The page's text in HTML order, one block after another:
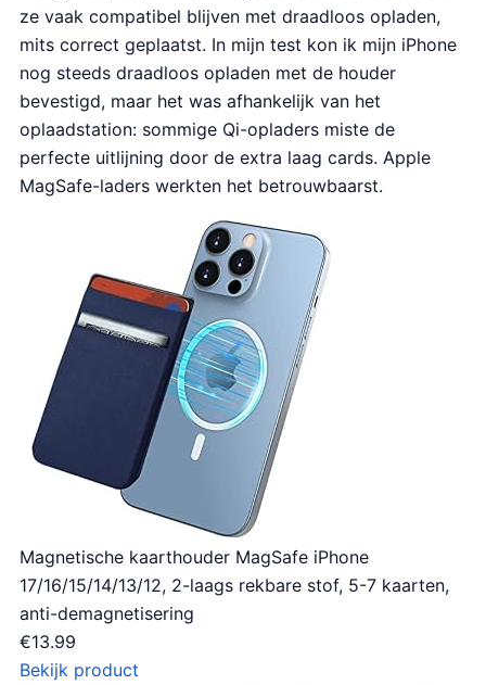
ze vaak compatibel blijven met draadloos opladen,
mits correct geplaatst. In mijn test kon ik mijn iPhone
nog steeds draadloos opladen met de houder
bevestigd, maar het was afhankelijk van het
oplaadstation: sommige Qi-opladers miste de
perfecte uitlijning door de extra laag cards. Apple
MagSafe-laders werkten het betrouwbaarst.
Magnetische kaarthouder MagSafe iPhone
17/16/15/14/13/12, 2-laags rekbare stof, 5-7 kaarten,
anti-demagnetisering
€13.99
Bekijk product